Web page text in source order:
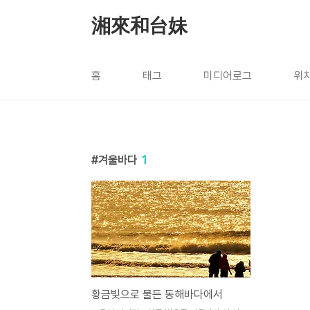
湘來和台妹
홈 태그 미디어로그 위
겨울바다 1
황금빛으로 물든 동해바다에서